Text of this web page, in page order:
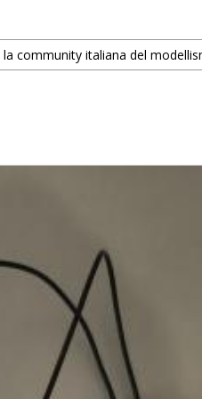
la community italiana del